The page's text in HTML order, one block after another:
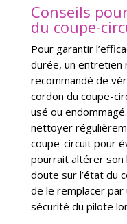
Conseils
du coupe-
Pour garantir
durée, un entretien
recommandé de
cordon du coupe-
usé ou
nettoyer
coupe-circuit pour
pourrait altérer son
doute sur l’état du
de le remplacer par
sécurité du pilote